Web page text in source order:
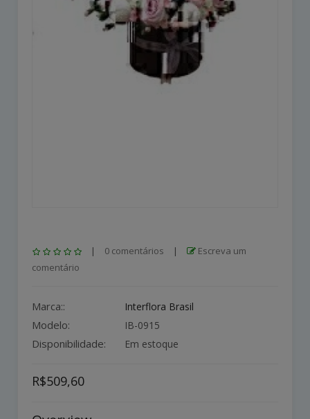
| 0 comentários |
Escreva um
comentário
Marca:: Interflora Brasil
Modelo: IB-0915
Disponibilidade: Em estoque
R$509,60